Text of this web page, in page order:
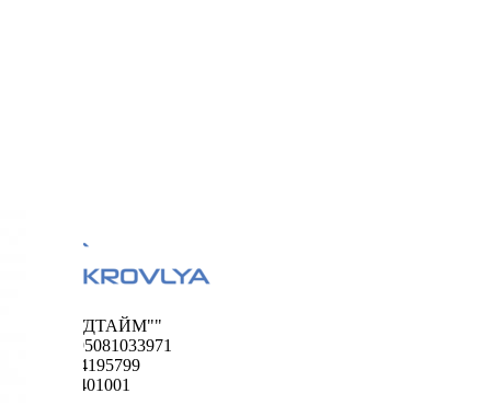
ООО "ФУДТАЙМ""
ОГРН 1195081033971
ИНН 5024195799
КПП 502401001